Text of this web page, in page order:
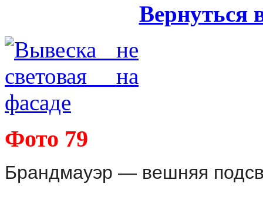
Вернуться
Фото 79
Брандмауэр — вешняя